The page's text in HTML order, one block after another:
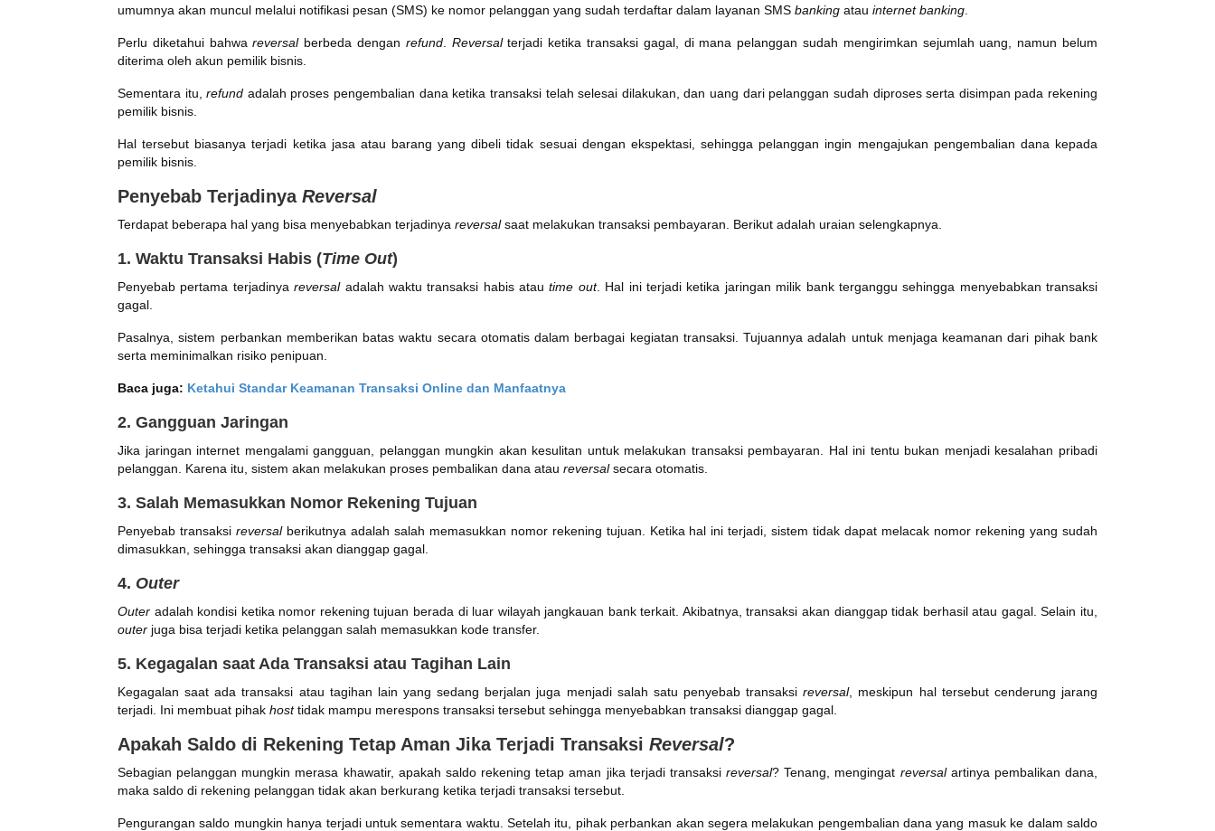
umumnya akan muncul melalui notifikasi pesan (SMS) ke nomor pelanggan yang sudah terdaftar dalam layanan SMS banking atau internet banking
Perlu diketahui bahwareversalberbeda dengan refund. Reversalterjadi ketika transaksi gagal, di mana pelanggan sudah mengirimkan sejumlah uang, namun belum
diterima oleh akun pemilik bisnis.
Sementara itu,refund adalah proses pengembalian dana ketika transaksi telah selesai dilakukan, dan uang dari pelanggan sudah diproses serta disimpan pada rekening
pemilik bisnis.
Hal tersebut biasanya terjadi ketika jasa atau barang yang dibeli tidak sesuai dengan ekspektasi, sehingga pelanggan ingin mengajukan pengembalian dana kepada
pemilik bisnis.
Penyebab Terjadinya Reversal
Terdapat beberapa hal yang bisa menyebabkan terjadinya reversalsaat melakukan transaksi pembayaran. Berikut adalah uraian selengkapnya.
1. Waktu Transaksi Habis (Time Out)
Penyebab pertama terjadinyareversal adalah waktu transaksi habis atautime out. Hal ini terjadi ketika jaringan milik bank terganggu sehingga menyebabkan transaksi
gagal.
Pasalnya, sistem perbankan memberikan batas waktu secara otomatis dalam berbagai kegiatan transaksi. Tujuannya adalah untuk menjaga keamanan dari pihak bank
serta meminimalkan risiko penipuan.
Baca juga: Ketahui Standar Keamanan Transaksi Online dan Manfaatnya
2. Gangguan Jaringan
Jika jaringan internet mengalami gangguan, pelanggan mungkin akan kesulitan untuk melakukan transaksi pembayaran. Hal ini tentu bukan menjadi kesalahan pribadi
pelanggan. Karena itu, sistem akan melakukan proses pembalikan dana atau reversalsecara otomatis.
3. Salah Memasukkan Nomor Rekening Tujuan
Penyebab transaksi reversal berikutnya adalah salah memasukkan nomor rekening tujuan. Ketika hal ini terjadi, sistem tidak dapat melacak nomor rekening yang sudah
dimasukkan, sehingga transaksi akan dianggap gagal.
4. Outer
Outer adalah kondisi ketika nomor rekening tujuan berada di luar wilayah jangkauan bank terkait. Akibatnya, transaksi akan dianggap tidak berhasil atau gagal. Selain itu,
outer juga bisa terjadi ketika pelanggan salah memasukkan kode transfer.
5. Kegagalan saat Ada Transaksi atau Tagihan Lain
Kegagalan saat ada transaksi atau tagihan lain yang sedang berjalan juga menjadi salah satu penyebab transaksireversal, meskipun hal tersebut cenderung jarang
terjadi. Ini membuat pihak hosttidak mampu merespons transaksi tersebut sehingga menyebabkan transaksi dianggap gagal.
Apakah Saldo di Rekening Tetap Aman Jika Terjadi Transaksi Reversal?
Sebagian pelanggan mungkin merasa khawatir, apakah saldo rekening tetap aman jika terjadi transaksireversal? Tenang, mengingat reversal artinya pembalikan dana,
maka saldo di rekening pelanggan tidak akan berkurang ketika terjadi transaksi tersebut.
Pengurangan saldo mungkin hanya terjadi untuk sementara waktu. Setelah itu, pihak perbankan akan segera melakukan pengembalian dana yang masuk ke dalam saldo